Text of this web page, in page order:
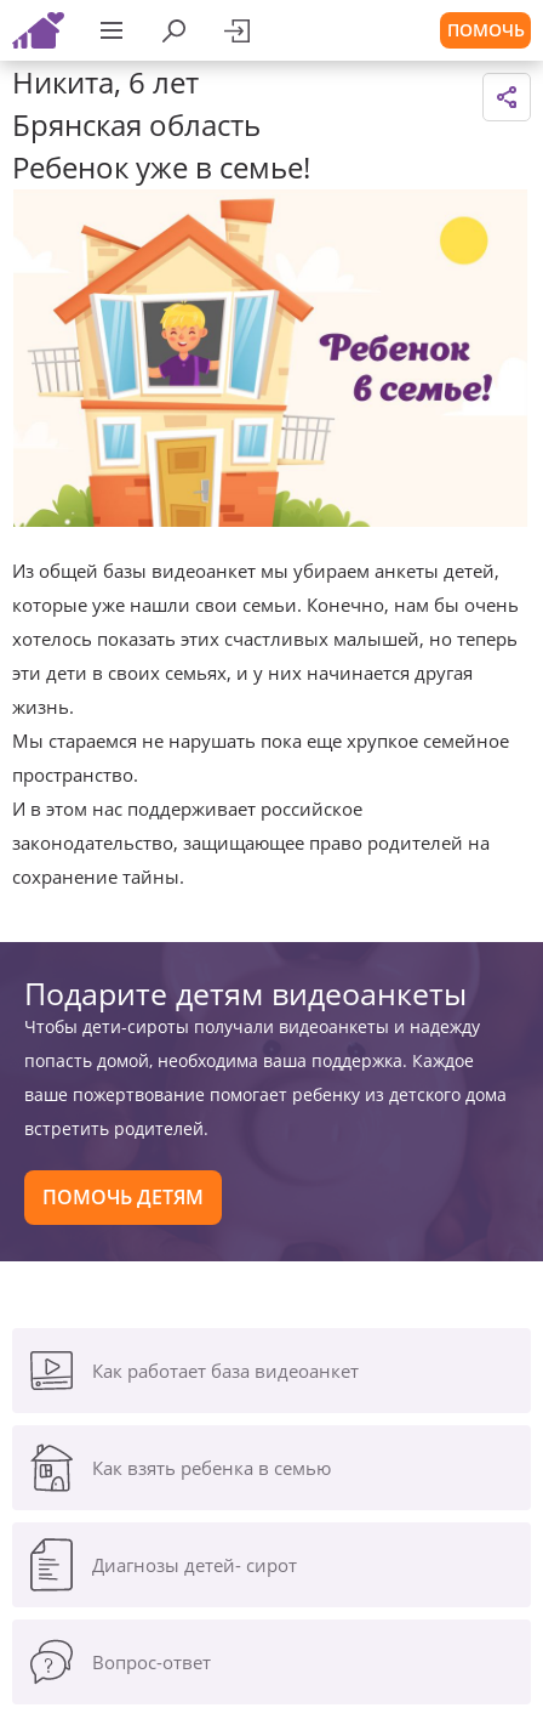
ПОМОЧЬ
Никита, 6 лет
Брянская область
Ребенок уже в семье!
Из общей базы видеоанкет мы убираем анкеты детей,
которые уже нашли свои семьи. Конечно, нам бы очень
хотелось показать этих счастливых малышей, но теперь
эти дети в своих семьях, и у них начинается другая
жизнь.
Мы стараемся не нарушать пока еще хрупкое семейное
пространство.
И в этом нас поддерживает российское
законодательство, защищающее право родителей на
сохранение тайны.
Подарите детям видеоанкеты
Чтобы дети-сироты получали видеоанкеты и надежду
попасть домой, необходима ваша поддержка. Каждое
ваше пожертвование помогает ребенку из детского дома
встретить родителей.
ПОМОЧЬ ДЕТЯМ
Как работает база видеоанкет
Как взять ребенка в семью
Диагнозы детей- сирот
Вопрос-ответ